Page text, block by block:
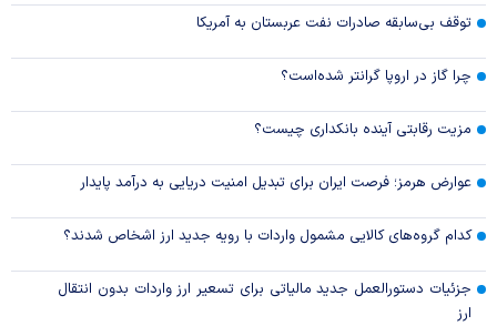
توقف بی‌سابقه صادرات نفت عربستان به آمریکا
چرا گاز در اروپا گرانتر شده‌است؟
مزیت رقابتی آینده بانکداری چیست؟
عوارض هرمز؛ فرصت ایران برای تبدیل امنیت دریایی به درآمد پایدار
کدام گروه‌های کالایی مشمول واردات با رویه جدید ارز اشخاص شدند؟
جزئیات دستورالعمل جدید مالیاتی برای تسعیر ارز واردات بدون انتقال
ارز